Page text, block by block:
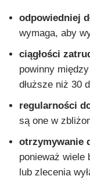
odpowiedniej
wymaga, aby
ciągłości
powinny
dłuższe niż 30
regularności
są one w
otrzymywanie
ponieważ wiele
lub zlecenia